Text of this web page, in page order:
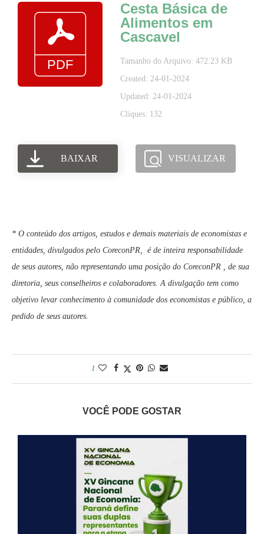
Cesta Básica de
Alimentos em
Cascavel
Tamanho do Arquivo: 472.23 KB
Created: 24-01-2024
Updated: 24-01-2024
Cliques: 132
BAIXAR VISUALIZAR
* O conteúdo dos artigos, estudos e demais materiais de economistas e
entidades, divulgados pelo CoreconPR, é de inteira responsabilidade
de seus autores, não representando uma posição do CoreconPR , de sua
diretoria, seus conselheiros e colaboradores. A divulgação tem como
objetivo levar conhecimento à comunidade dos economistas e público, a
pedido de seus autores.
1
VOCÊ PODE GOSTAR